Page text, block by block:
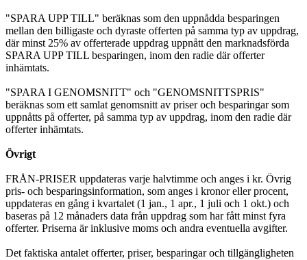
"SPARA UPP TILL" beräknas som den uppnådda besparingen
mellan den billigaste och dyraste offerten på samma typ av uppdrag,
där minst 25% av offerterade uppdrag uppnått den marknadsförda
SPARA UPP TILL besparingen, inom den radie där offerter
inhämtats.
"SPARA I GENOMSNITT" och "GENOMSNITTSPRIS"
beräknas som ett samlat genomsnitt av priser och besparingar som
uppnåtts på offerter, på samma typ av uppdrag, inom den radie där
offerter inhämtats.
Övrigt
FRÅN-PRISER uppdateras varje halvtimme och anges i kr. Övrig
pris- och besparingsinformation, som anges i kronor eller procent,
uppdateras en gång i kvartalet (1 jan., 1 apr., 1 juli och 1 okt.) och
baseras på 12 månaders data från uppdrag som har fått minst fyra
offerter. Priserna är inklusive moms och andra eventuella avgifter.
Det faktiska antalet offerter, priser, besparingar och tillgängligheten